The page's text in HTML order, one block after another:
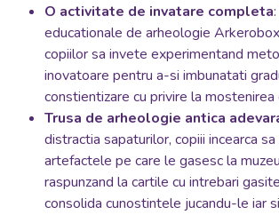
O activitate de invatare completa
educationale de arheologie
copiilor sa invete experimentand
inovatoare pentru a-si imbunatati
constientizare cu privire la mostenirea
Trusa de arheologie antica
distractia sapaturilor, copiii incearca
artefactele pe care le gasesc la
raspunzand la cartile cu intrebari
consolida cunostintele jucandu-le iar